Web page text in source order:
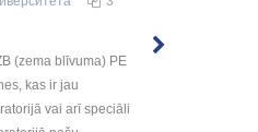
(zema blīvuma) PE
kas ir jau
vai arī speciāli